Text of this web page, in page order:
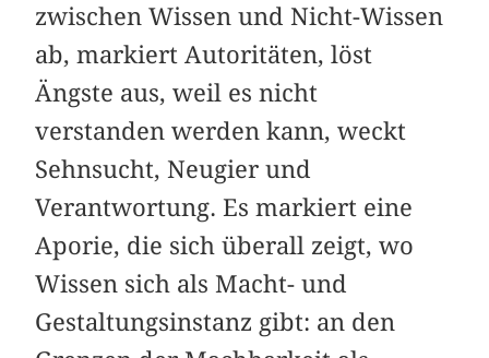
zwischen Wissen und Nicht-Wissen
ab, markiert Autoritäten, löst
Ängste aus, weil es nicht
verstanden werden kann, weckt
Sehnsucht, Neugier und
Verantwortung. Es markiert eine
Aporie, die sich überall zeigt, wo
Wissen sich als Macht- und
Gestaltungsinstanz gibt: an den